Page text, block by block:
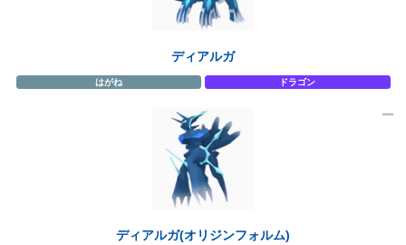
ディアルガ
はがね ドラゴン
ディアルガ(オリジンフォルム)